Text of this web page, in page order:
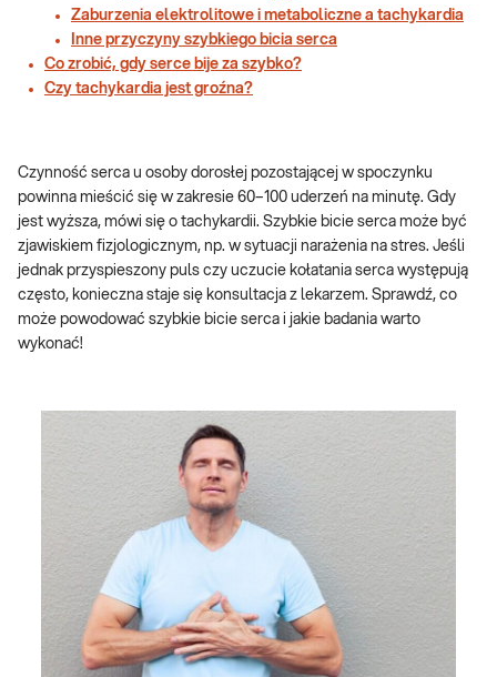
Zaburzenia elektrolitowe i metaboliczne a tachykardia
Inne przyczyny szybkiego bicia serca
Co zrobić, gdy serce bije za szybko?
Czy tachykardia jest groźna?
Czynność serca u osoby dorosłej pozostającej w spoczynku
powinna mieścić się w zakresie 60–100 uderzeń na minutę. Gdy
jest wyższa, mówi się o tachykardii. Szybkie bicie serca może być
zjawiskiem fizjologicznym, np. w sytuacji narażenia na stres. Jeśli
jednak przyspieszony puls czy uczucie kołatania serca występują
często, konieczna staje się konsultacja z lekarzem. Sprawdź, co
może powodować szybkie bicie serca i jakie badania warto
wykonać!